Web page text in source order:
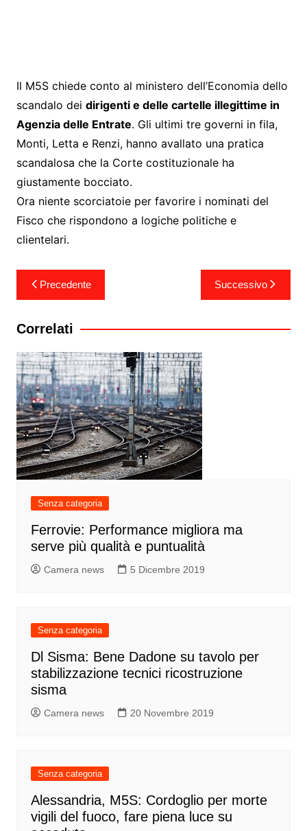
Il M5S chiede conto al ministero dell’Economia dello
scandalo dei dirigenti e delle cartelle illegittime in
Agenzia delle Entrate. Gli ultimi tre governi in fila,
Monti, Letta e Renzi, hanno avallato una pratica
scandalosa che la Corte costituzionale ha
giustamente bocciato.
Ora niente scorciatoie per favorire i nominati del
Fisco che rispondono a logiche politiche e
clientelari.
Navigazione
articoli
Precedente Successivo
Correlati
Senza categoria
Ferrovie: Performance migliora ma
serve più qualità e puntualità
Camera news 5 Dicembre 2019
Senza categoria
Dl Sisma: Bene Dadone su tavolo per
stabilizzazione tecnici ricostruzione
sisma
Camera news 20 Novembre 2019
Senza categoria
Alessandria, M5S: Cordoglio per morte
vigili del fuoco, fare piena luce su